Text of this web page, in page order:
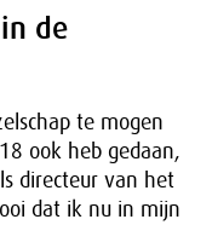
de
te mogen
ook heb gedaan,
directeur van het
dat ik nu in mijn